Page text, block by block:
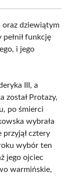
oraz dziewiątym
pełnił funkcję
i jego
III, a
został Protazy,
po śmierci
wybrała
przyjął cztery
wybór ten
jego ojciec
warmińskie,